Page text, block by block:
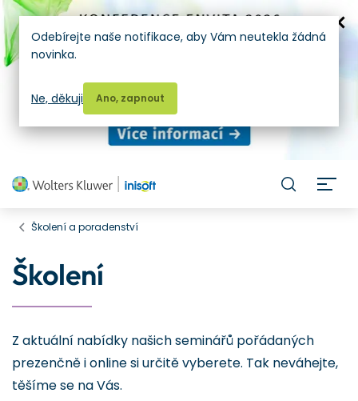
Školení a poradenství
Školení
Z aktuální nabídky našich seminářů pořádaných
prezenčně i online si určitě vyberete. Tak neváhejte,
těšíme se na Vás.
Odebírejte naše notifikace, aby Vám neutekla žádná
novinka.
Ano, zapnout
Ne, děkuji